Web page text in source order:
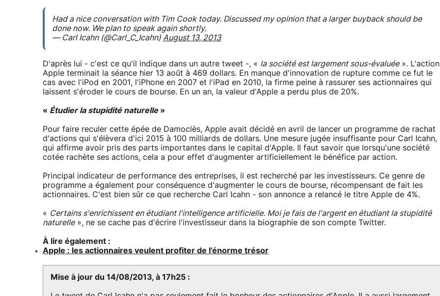
Had a nice conversation with Tim Cook today. Discussed my opinion that a larger buyback should be
done now. We plan to speak again shortly.
— Carl Icahn (@Carl_C_Icahn) August 13, 2013
D'après lui - c'est ce qu'il indique dans un autre tweet -, « la société est largement sous-évaluée». L'action
Apple terminait la séance hier 13 août à 469 dollars. En manque d'innovation de rupture comme ce fut le
cas avec l'iPod en 2001, l'iPhone en 2007 et l'iPad en 2010, la firme peine à rassurer ses actionnaires qui
laissent s'éroder le cours de bourse. En un an, la valeur d'Apple a perdu plus de 20%.
« Étudier la stupidité naturelle»
Pour faire reculer cette épée de Damoclès, Apple avait décidé en avril de lancer un programme de rachat
d'actions qui s'élèvera d'ici 2015 à 100 milliards de dollars. Une mesure jugée insuffisante pour Carl Icahn,
qui affirme avoir pris des parts importantes dans le capital d'Apple. Il faut savoir que lorsqu'une société
cotée rachète ses actions, cela a pour effet d'augmenter artificiellement le bénéfice par action.
Principal indicateur de performance des entreprises, il est recherché par les investisseurs. Ce genre de
programme a également pour conséquence d'augmenter le cours de bourse, récompensant de fait les
actionnaires. C'est bien sûr ce que recherche Carl Icahn - son annonce a relancé le titre Apple de 4%.
« Certains s'enrichissent en étudiant l'intelligence artificielle. Moi je fais de l'argent en étudiant la stupidité
naturelle», ne se cache pas d'écrire l'investisseur dans la biographie de son compte Twitter.
À lire également :
Apple : les actionnaires veulent profiter de l'énorme trésor
Mise à jour du 14/08/2013, à 17h25 :